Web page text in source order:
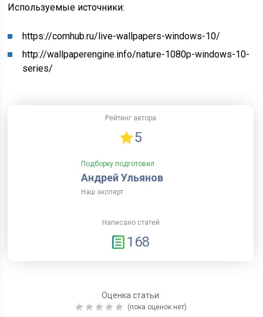
Используемые источники:
https://comhub.ru/live-wallpapers-windows-10/
http://wallpaperengine.info/nature-1080p-windows-10-
series/
Рейтинг автора
5
Подборку подготовил
Андрей Ульянов
Наш эксперт
Написано статей
168
Оценка статьи:
(пока оценок нет)